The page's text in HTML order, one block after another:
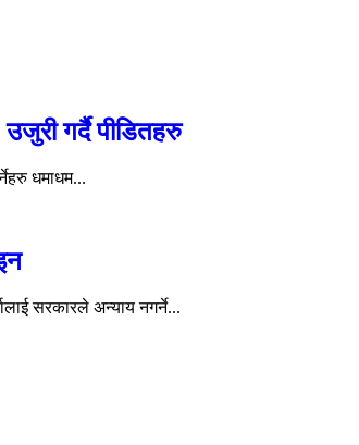
उजुरी गर्दै पीडितहरु
धमाधम...
सरकारले अन्याय नगर्ने...